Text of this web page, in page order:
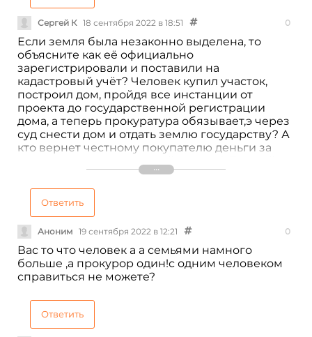
Сергей К 18 сентября 2022 в 18:51 0
Если земля была незаконно выделена, то
объясните как её официально
зарегистрировали и поставили на
кадастровый учёт? Человек купил участок,
построил дом, пройдя все инстанции от
проекта до государственной регистрации
дома, а теперь прокуратура обязывает,э через
суд снести дом и отдать землю государству? А
кто вернет честному покупателю деньги за
беспредел! Если земля выделена незаконно
за это должен ответить честный покупатель?
Бред! Где все эти года была прокуратура?
Ждали когда честный собственник построит
дом? Позор таким представителям закона.
Ответить
Аноним 19 сентября 2022 в 12:21 0
Вас то что человек а а семьями намного
больше ,а прокурор один!с одним человеком
справиться не можете?
Ответить